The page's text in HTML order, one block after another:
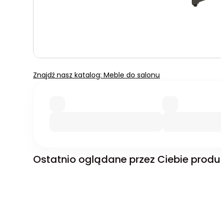
Znajdź nasz katalog: Meble do salonu
Ostatnio oglądane przez Ciebie